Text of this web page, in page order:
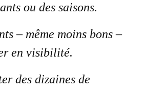
ou des saisons.
– même moins bons –
en visibilité.
des dizaines de